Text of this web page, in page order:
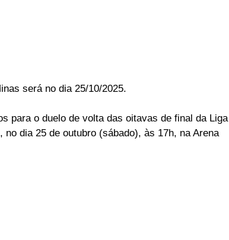
será no dia 25/10/2025.
para o duelo de volta das oitavas de final da Liga
no dia 25 de outubro (sábado), às 17h, na Arena